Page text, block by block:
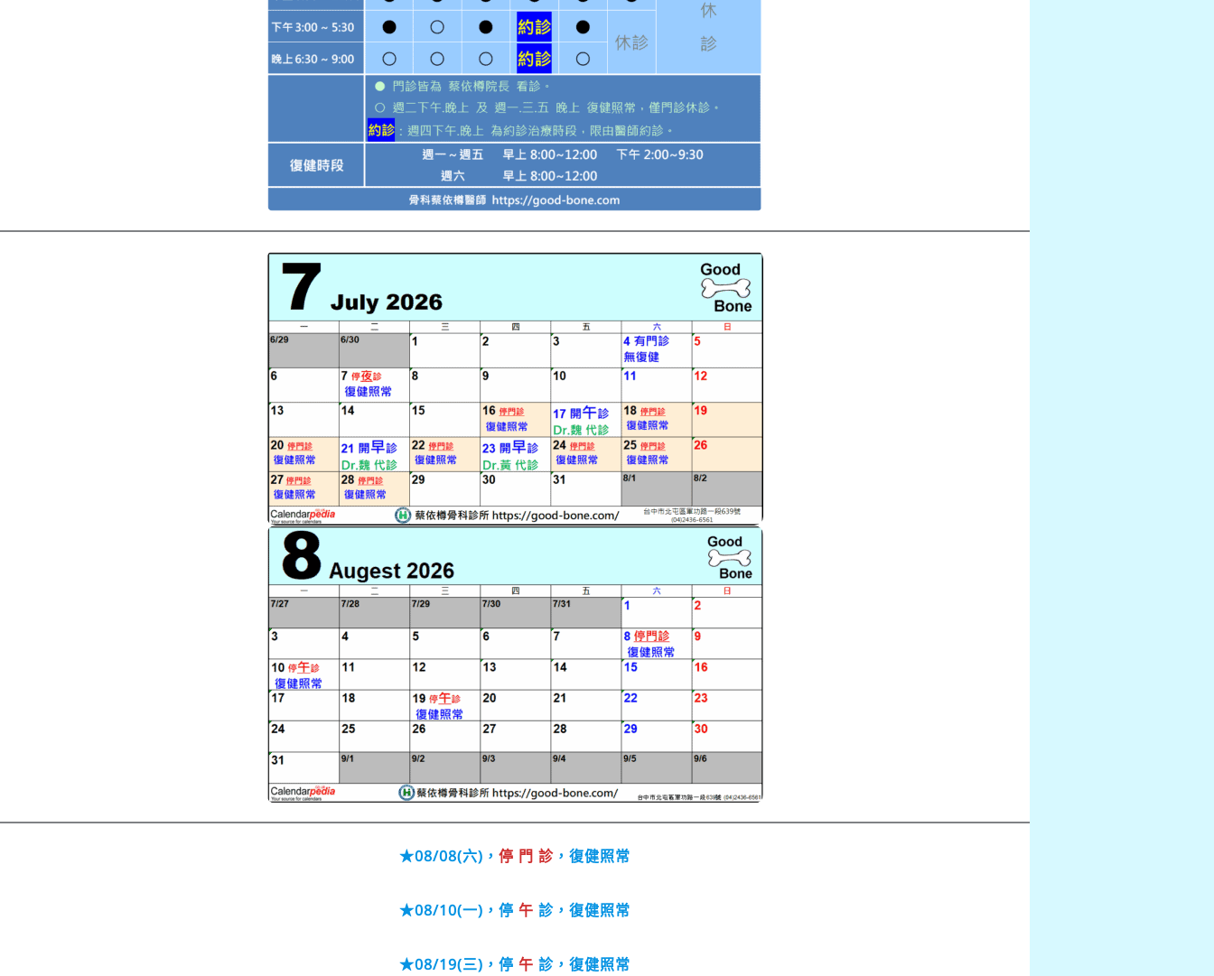
★08/08(六)， 停 門 診 ，復健照常
★08/10(一)，停 午 診，復健照常
★08/19(三)，停 午 診，復健照常